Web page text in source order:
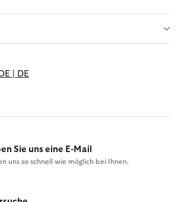
DE | DE
Sie uns eine E-Mail
uns so schnell wie möglich bei Ihnen.